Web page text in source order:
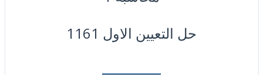
حل التعيين الاول 1161